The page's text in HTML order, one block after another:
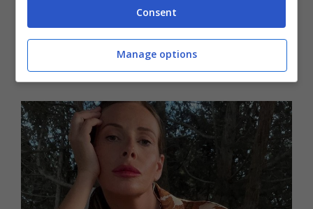
giudicate su tutto. A detta sua se un uomo fa
due figli con donne diverse va bene ma se lo
fa la donna viene criticata.
Consent
Manage options